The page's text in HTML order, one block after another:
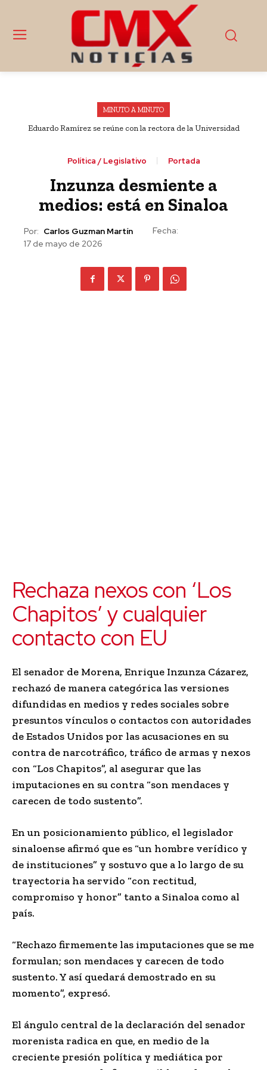
MINUTO A MINUTO
Eduardo Ramírez se reúne con la rectora de la Universidad
Gobierno de Puebla, SEMAR y DEFENSA llevan salud y
Política / Legislativo Portada
Inzunza desmiente a
medios: está en Sinaloa
Por: Carlos Guzman Martín
Fecha:
17 de mayo de 2026
Rechaza nexos con ‘Los
Chapitos’ y cualquier
contacto con EU
El senador de Morena, Enrique Inzunza Cázarez,
rechazó de manera categórica las versiones
difundidas en medios y redes sociales sobre
presuntos vínculos o contactos con autoridades
de Estados Unidos por las acusaciones en su
contra de narcotráfico, tráfico de armas y nexos
con “Los Chapitos”, al asegurar que las
imputaciones en su contra “son mendaces y
carecen de todo sustento”.
En un posicionamiento público, el legislador
sinaloense afirmó que es “un hombre verídico y
de instituciones” y sostuvo que a lo largo de su
trayectoria ha servido “con rectitud,
compromiso y honor” tanto a Sinaloa como al
país.
“Rechazo firmemente las imputaciones que se me
formulan; son mendaces y carecen de todo
sustento. Y así quedará demostrado en su
momento”, expresó.
El ángulo central de la declaración del senador
morenista radica en que, en medio de la
creciente presión política y mediática por